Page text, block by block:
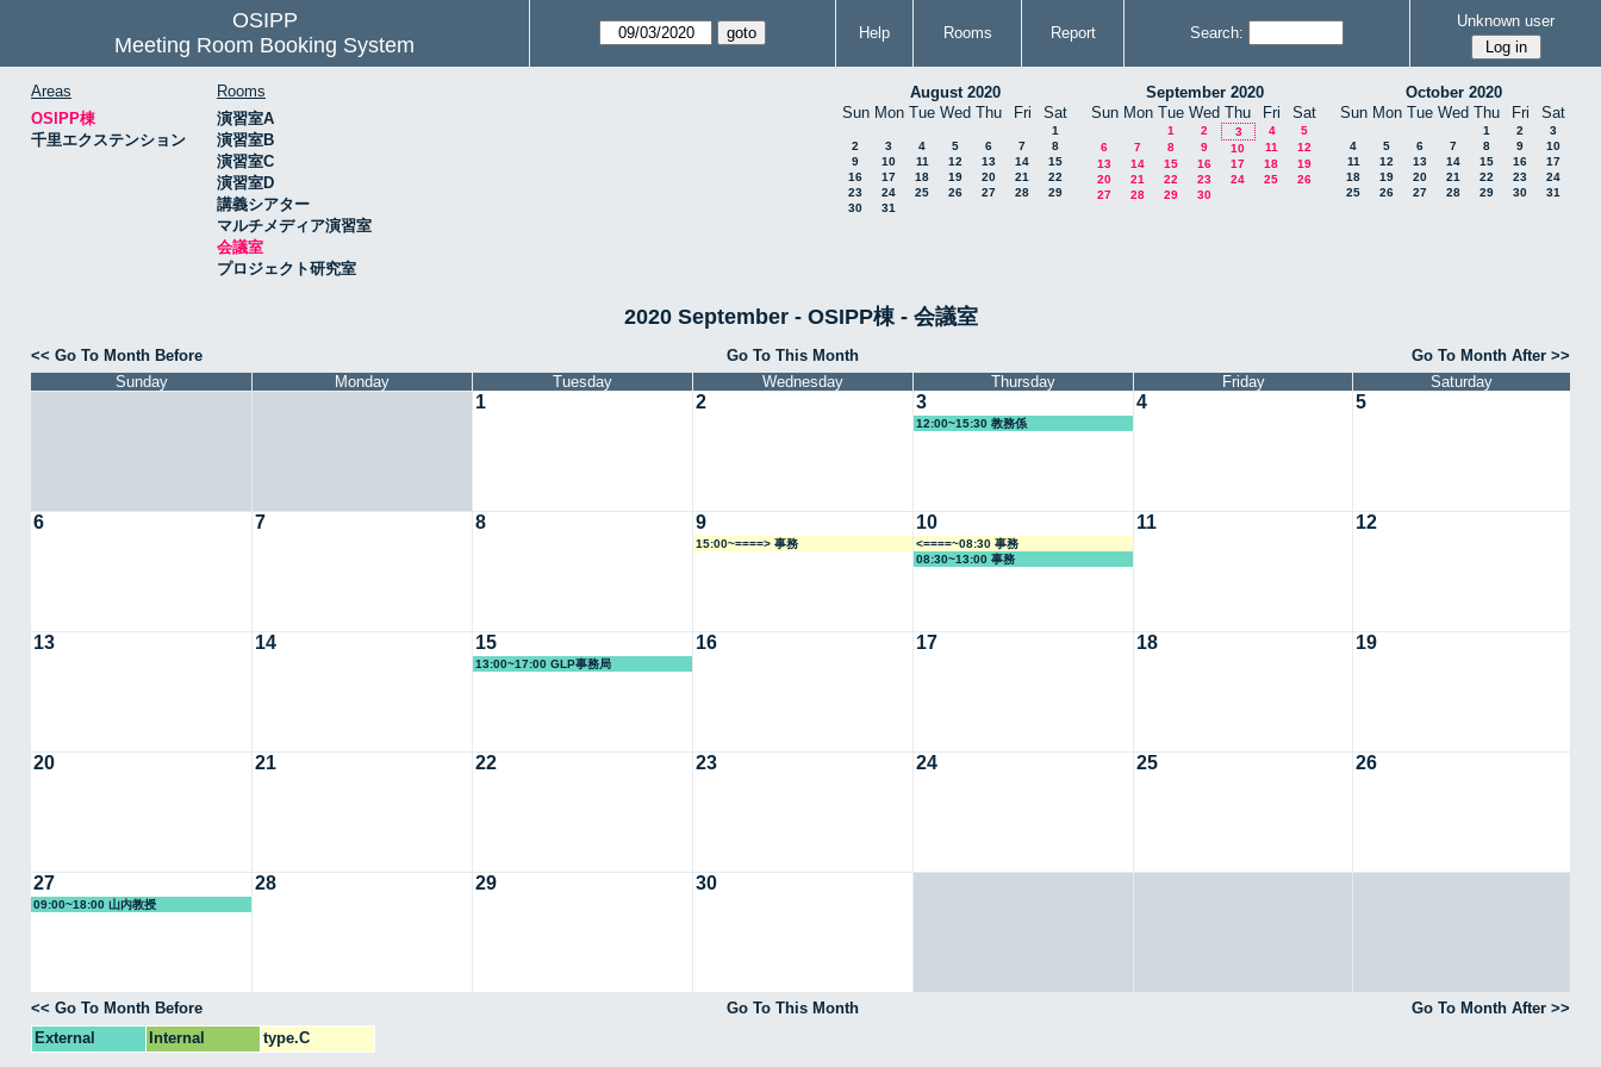
OSIPP
Meeting Room Booking System
Help Rooms Report Search:
Unknown user
Areas
OSIPP棟
千里エクステンション
Rooms
演習室A
演習室B
演習室C
演習室D
講義シアター
マルチメディア演習室
会議室
プロジェクト研究室
August 2020
Sun Mon Tue Wed Thu Fri Sat
1
2
3 4 5 6 7
8
9
10 11 12 13 14
15
16
17 18 19 20 21
22
23
24 25 26 27 28
29
30
31
September 2020
Sun Mon Tue Wed Thu Fri Sat
1 2 3 4
5
6
7 8 9 10 11
12
13
14 15 16 17 18
19
20
21 22 23 24 25
26
27
28 29 30
October 2020
Sun Mon Tue Wed Thu Fri Sat
1 2
3
4
5 6 7 8 9
10
11
12 13 14 15 16
17
18
19 20 21 22 23
24
25
26 27 28 29 30 31
2020 September - OSIPP棟 - 会議室
<< Go To Month Before Go To This Month
Go To Month After >>
Sunday
Monday Tuesday Wednesday Thursday Friday Saturday
1 2 3
12:00~15:30 教務係
4 5
6 7 8 9
15:00~====> 事務
10
<====~08:30 事務
08:30~13:00 事務
11 12
13 14 15
13:00~17:00 GLP事務局
16 17 18 19
20 21 22 23 24 25 26
27
09:00~18:00 山内教授
28 29 30
<< Go To Month Before Go To This Month
Go To Month After >>
External
Internal type.C